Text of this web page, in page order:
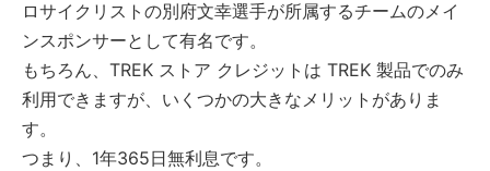
ロサイクリストの別府文幸選手が所属するチームのメイ
ンスポンサーとして有名です。
もちろん、TREK ストア クレジットは TREK 製品でのみ
利用できますが、いくつかの大きなメリットがありま
す。
つまり、1年365日無利息です。